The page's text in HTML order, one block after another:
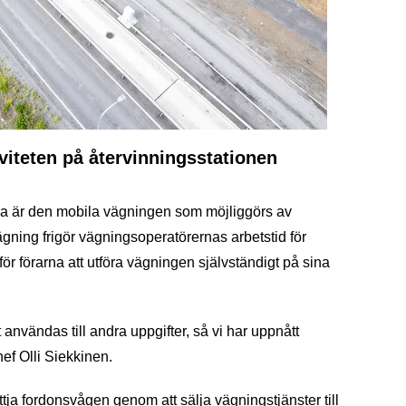
pååtervinningsstationen
är den mobila vägningen som möjliggörs av
frigör vägningsoperatörernas arbetstid för
förarna att utföra vägningen självständigt på sina
till andra uppgifter, så vi har uppnått
Olli Siekkinen.
fordonsvågen genom att sälja vägningstjänster till